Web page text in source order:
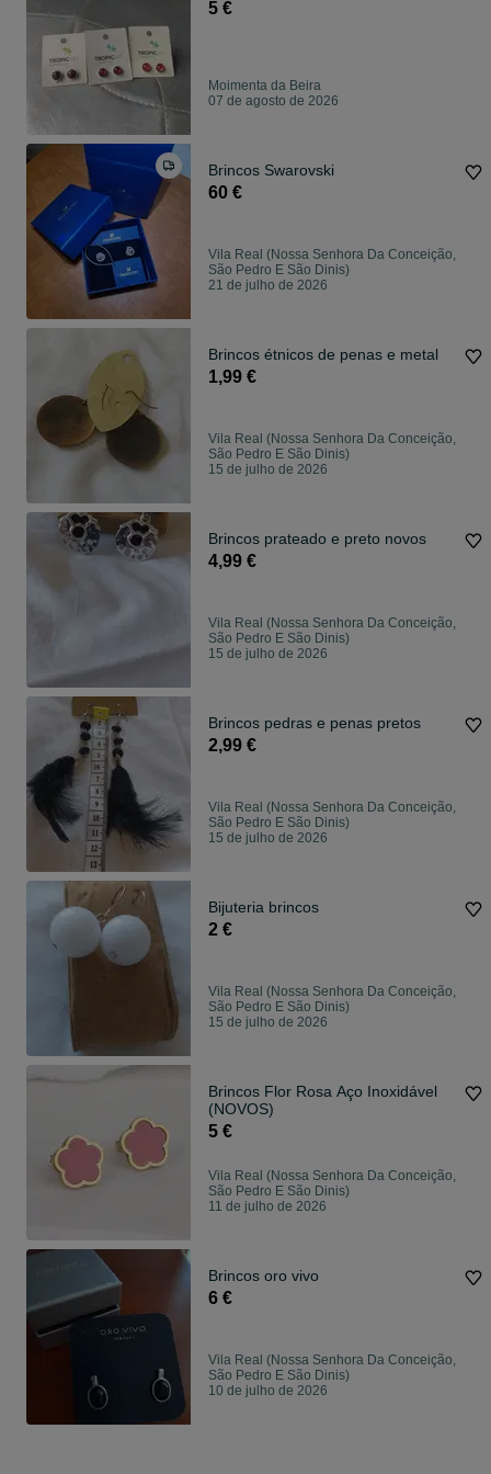
5 €
Moimenta da Beira
07 de agosto de 2026
Brincos Swarovski
60 €
Vila Real (Nossa Senhora Da Conceição,
São Pedro E São Dinis)
21 de julho de 2026
Brincos étnicos de penas e metal
1,99 €
Vila Real (Nossa Senhora Da Conceição,
São Pedro E São Dinis)
15 de julho de 2026
Brincos prateado e preto novos
4,99 €
Vila Real (Nossa Senhora Da Conceição,
São Pedro E São Dinis)
15 de julho de 2026
Brincos pedras e penas pretos
2,99 €
Vila Real (Nossa Senhora Da Conceição,
São Pedro E São Dinis)
15 de julho de 2026
Bijuteria brincos
2 €
Vila Real (Nossa Senhora Da Conceição,
São Pedro E São Dinis)
15 de julho de 2026
Brincos Flor Rosa Aço Inoxidável
(NOVOS)
5 €
Vila Real (Nossa Senhora Da Conceição,
São Pedro E São Dinis)
11 de julho de 2026
Brincos oro vivo
6 €
Vila Real (Nossa Senhora Da Conceição,
São Pedro E São Dinis)
10 de julho de 2026